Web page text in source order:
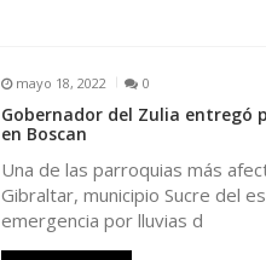
mayo 18, 2022 0
Gobernador del Zulia entregó
en Boscan
Una de las parroquias más
Gibraltar, municipio Sucre del
emergencia por lluvias d